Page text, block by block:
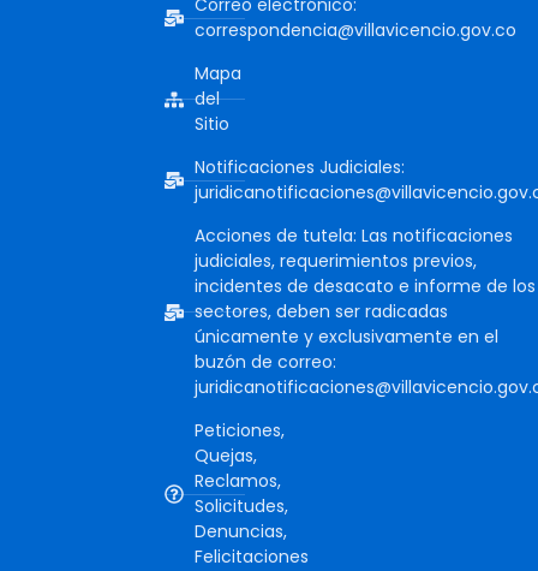
Correo electrónico:
correspondencia@villavicencio.gov.co
Mapa
del
Sitio
Notificaciones Judiciales:
Acciones de tutela: Las notificaciones
judiciales, requerimientos previos,
incidentes de desacato e informe de los
sectores, deben ser radicadas
únicamente y exclusivamente en el
buzón de correo:
Peticiones,
Quejas,
Reclamos,
Solicitudes,
Denuncias,
Felicitaciones